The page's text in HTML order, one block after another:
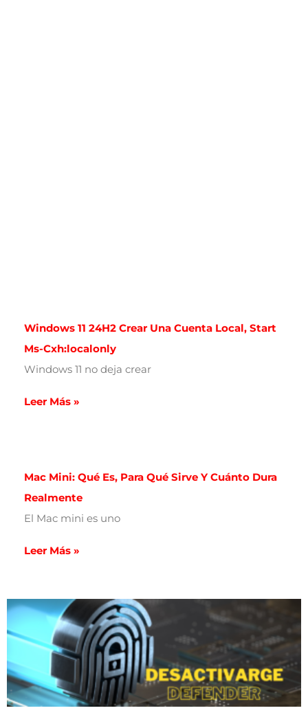
Windows 11 24H2 Crear Una Cuenta Local, Start
Ms-Cxh:localonly
Windows 11 no deja crear
Leer Más »
Mac Mini: Qué Es, Para Qué Sirve Y Cuánto Dura
Realmente
El Mac mini es uno
Leer Más »